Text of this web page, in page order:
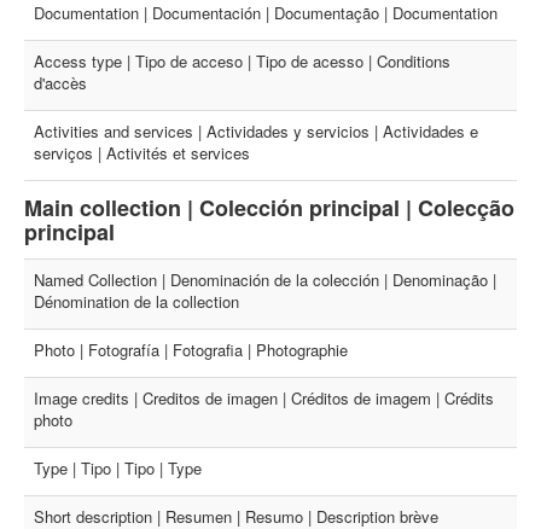
Documentation | Documentación | Documentação | Documentation
Access type | Tipo de acceso | Tipo de acesso | Conditions
d'accès
Activities and services | Actividades y servicios | Actividades e
serviços | Activités et services
Main collection | Colección principal | Colecção
principal
Named Collection | Denominación de la colección | Denominação |
Dénomination de la collection
Photo | Fotografía | Fotografia | Photographie
Image credits | Creditos de imagen | Créditos de imagem | Crédits
photo
Type | Tipo | Tipo | Type
Short description | Resumen | Resumo | Description brève